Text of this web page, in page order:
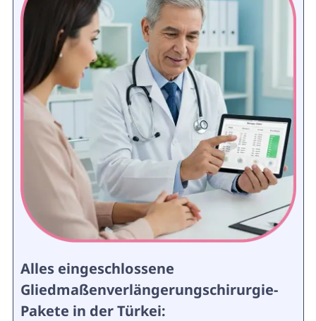
Alles eingeschlossene
Gliedmaßenverlängerungschirurgie-
Pakete in der Türkei: